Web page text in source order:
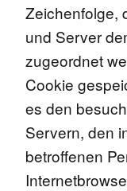
Zeichenfolge,
und Server
zugeordnet
Cookie
es den
Servern, den
betroffenen